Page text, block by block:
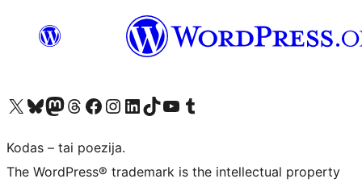
Visit our X (formerly Twitter) account
Apsilankykite mūsų Bluesky paskyroje
Visit our Mastodon account
Apsilankykite mūsų Threads paskyroje
Visit our Facebook page
Visit our Instagram account
Visit our LinkedIn account
Apsilankykite mūsų TikTok paskyroje
Visit our YouTube channel
Apsilankykite mūsų Tumblr paskyroje
Kodas – tai poezija.
The WordPress® trademark is the intellectual property